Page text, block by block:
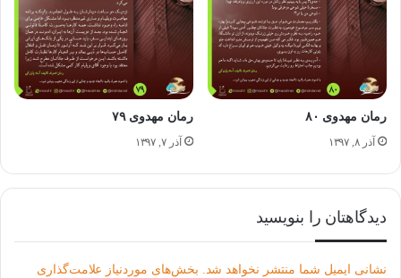
تجربه نکرده بود، با اینکه خواهر و برادر واقعی داشت اما مدت‌ها
بود که از آن‌ها بی‌خبر بود و این هرگز در زندگی‌اش جایی نداشت
اما تصور ندیدن ادموند زجرآور بود.
رمان ادموند تالیف آمنه پازوکی
با رُمان ادموند همراه باشید تا ابعاد جذاب این زندگی عجیب
روشن‌ شود…
رمان مهدوی ۸۰
آذر ۸, ۱۳۹۷
رمان مهدوی ۷۹
آذر ۷, ۱۳۹۷
دیدگاهتان را بنویسید
نشانی ایمیل شما منتشر نخواهد شد. بخش‌های موردنیاز علامت‌گذاری